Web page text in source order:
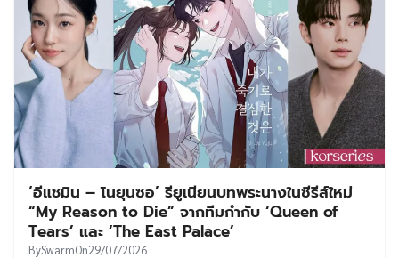
‘อีแชมิน – โนยุนซอ’ รียูเนียนบทพระนางในซีรีส์ใหม่
“My Reason to Die” จากทีมกำกับ ‘Queen of
Tears’ และ ‘The East Palace’
BySwarmOn29/07/2026